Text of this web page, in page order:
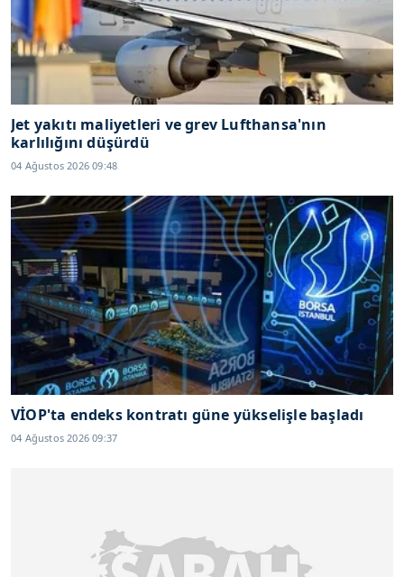
Jet yakıtı maliyetleri ve grev Lufthansa'nın
karlılığını düşürdü
04 Ağustos 2026 09:48
VİOP'ta endeks kontratı güne yükselişle başladı
04 Ağustos 2026 09:37